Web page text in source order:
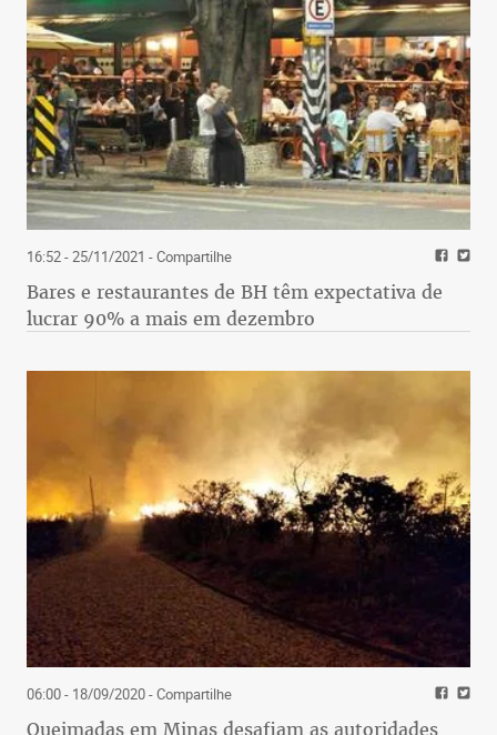
16:52 - 25/11/2021 - Compartilhe
Bares e restaurantes de BH têm expectativa de
lucrar 90% a mais em dezembro
06:00 - 18/09/2020- Compartilhe
Queimadas em Minas desafiam as autoridades